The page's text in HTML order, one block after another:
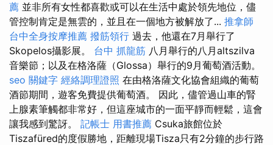
薦 並非所有女性都喜歡或可以在生活中處於領先地位，儘
管控制肯定是無雲的，並且在一個地方被解放了... 推拿師
台中全身按摩推薦 撥筋領行 過去，他還在7月舉行了
Skopelos攝影展。 台中 抓龍筋 八月舉行的八月altszilva
音樂節；以及在格洛薩（Glossa）舉行的9月葡萄酒活動。
seo 關鍵字 經絡調理證照 在由格洛薩文化協會組織的葡萄
酒節期間，遊客免費提供葡萄酒。 因此，儘管過山車的腎
上腺素筆觸都非常好，但這座城市的一面平靜而輕鬆，這會
讓我感到驚訝。 記帳士 用書推薦 Csuka旅館位於
Tiszafüred的度假勝地，距離現場Tisza只有2分鐘的步行路